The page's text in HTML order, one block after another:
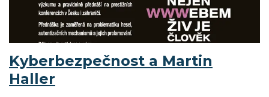
Kyberbezpečnost a Martin
Haller